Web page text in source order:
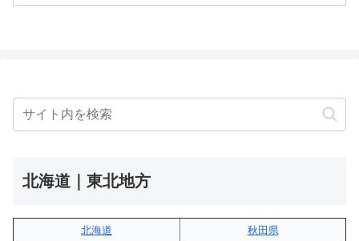
北海道｜東北地方
北海道
秋田県